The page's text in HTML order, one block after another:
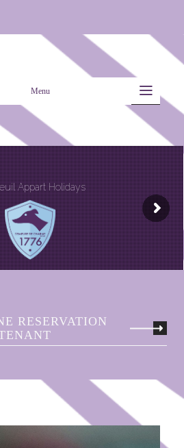
Holidays
Menu
Appart Holidays
RESERVATION